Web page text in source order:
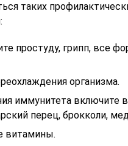
таких
простуду, грипп, все
организма.
иммунитета включите
перец, брокколи,
витамины.